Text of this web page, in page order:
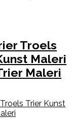
Troels
Maleri
Maleri